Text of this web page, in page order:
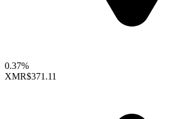
0.37%
XMR$371.11